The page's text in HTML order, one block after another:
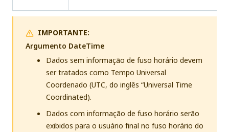
IMPORTANTE:
Argumento DateTime
Dados sem informação de fuso horário devem
ser tratados como Tempo Universal
Coordenado (UTC, do inglês “Universal Time
Coordinated).
Dados com informação de fuso horário serão
exibidos para o usuário final no fuso horário do